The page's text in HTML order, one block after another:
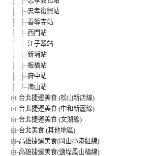
忠孝復興站
善導寺站
西門站
江子翠站
新埔站
板橋站
府中站
海山站
台北捷運美食 (松山新店線)
台北捷運美食 (中和新蘆線)
台北捷運美食 (文湖線)
台北美食 (其他地區)
高雄捷運美食(岡山小港紅線)
高雄捷運美食(鹽埕鳳山橘線)